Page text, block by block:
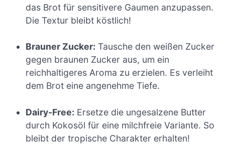
das Brot für sensitivere Gaumen anzupassen.
Die Textur bleibt köstlich!
Brauner Zucker: Tausche den weißen Zucker
gegen braunen Zucker aus, um ein
reichhaltigeres Aroma zu erzielen. Es verleiht
dem Brot eine angenehme Tiefe.
Dairy-Free: Ersetze die ungesalzene Butter
durch Kokosöl für eine milchfreie Variante. So
bleibt der tropische Charakter erhalten!